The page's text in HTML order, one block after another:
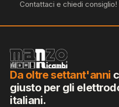
Contattaci e chiedi consiglio!
Da oltre settant'anni
giusto per gli
italiani.